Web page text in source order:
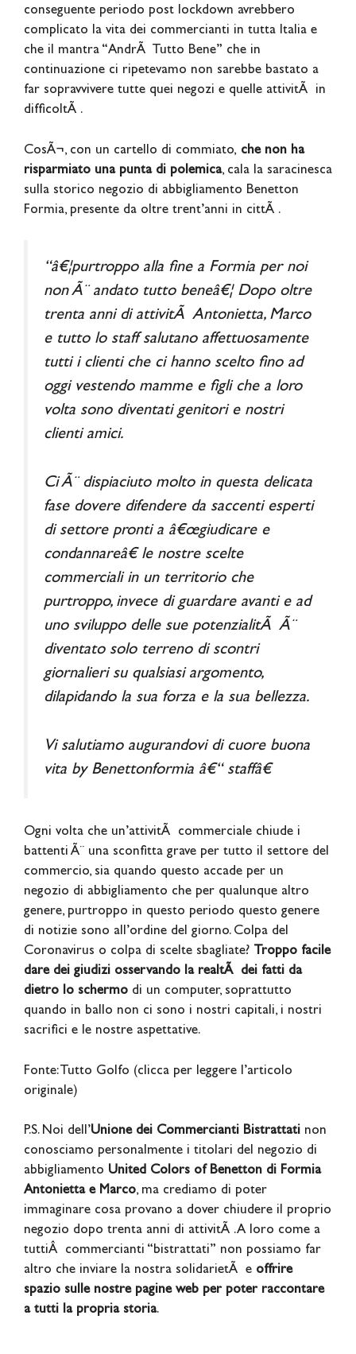
conseguente periodo post lockdown avrebbero
complicato la vita dei commercianti in tutta Italia e
che il mantra “AndrÃ Tutto Bene” che in
continuazione ci ripetevamo non sarebbe bastato a
far sopravvivere tutte quei negozi e quelle attivitÃ in
difficoltÃ .
CosÃ¬, con un cartello di commiato, che non ha
risparmiato una punta di polemica, cala la saracinesca
sulla storico negozio di abbigliamento Benetton
Formia, presente da oltre trent’anni in cittÃ .
“â€¦purtroppo alla fine a Formia per noi
non Ã¨ andato tutto beneâ€¦ Dopo oltre
trenta anni di attivitÃ Antonietta, Marco
e tutto lo staff salutano affettuosamente
tutti i clienti che ci hanno scelto fino ad
oggi vestendo mamme e figli che a loro
volta sono diventati genitori e nostri
clienti amici.
Ci Ã¨ dispiaciuto molto in questa delicata
fase dovere difendere da saccenti esperti
di settore pronti a â€œgiudicare e
condannareâ€ le nostre scelte
commerciali in un territorio che
purtroppo, invece di guardare avanti e ad
uno sviluppo delle sue potenzialitÃ Ã¨
diventato solo terreno di scontri
giornalieri su qualsiasi argomento,
dilapidando la sua forza e la sua bellezza.
Vi salutiamo augurandovi di cuore buona
vita by Benettonformia â€“ staffâ€
Ogni volta che un’attivitÃ commerciale chiude i
battenti Ã¨ una sconfitta grave per tutto il settore del
commercio, sia quando questo accade per un
negozio di abbigliamento che per qualunque altro
genere, purtroppo in questo periodo questo genere
di notizie sono all’ordine del giorno. Colpa del
Coronavirus o colpa di scelte sbagliate? Troppo facile
dare dei giudizi osservando la realtÃ dei fatti da
dietro lo schermo di un computer, soprattutto
quando in ballo non ci sono i nostri capitali, i nostri
sacrifici e le nostre aspettative.
Fonte: Tutto Golfo (clicca per leggere l’articolo
originale)
P.S. Noi dell’Unione dei Commercianti Bistrattati non
conosciamo personalmente i titolari del negozio di
abbigliamento United Colors of Benetton di Formia
Antonietta e Marco, ma crediamo di poter
immaginare cosa provano a dover chiudere il proprio
negozio dopo trenta anni di attivitÃ . A loro come a
tuttiÂ commercianti “bistrattati” non possiamo far
altro che inviare la nostra solidarietÃ e offrire
spazio sulle nostre pagine web per poter raccontare
a tutti la propria storia.